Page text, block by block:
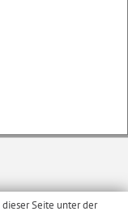
Seite unter der